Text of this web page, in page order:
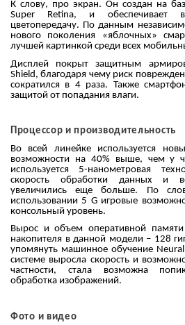
К слову, про экран. Он создан на
Super Retina, и обеспечивает
цветопередачу. По данным
нового поколения «яблочных»
лучшей картинкой среди всех
Дисплей покрыт защитным
Shield, благодаря чему риск
сократился в 4 раза. Также
защитой от попадания влаги.
Процессор и производительность
Во всей линейке используется
возможности на 40% выше, чем у
используется 5-нанометровая
скорость обработки данных и
увеличились еще больше. По
использовании 5 G игровые
консольный уровень.
Вырос и объем оперативной
накопителя в данной модели – 128
упомянуть машинное обучение Neural
системе выросла скорость и
частности, стала возможна
обработка изображений.
Фото и видео